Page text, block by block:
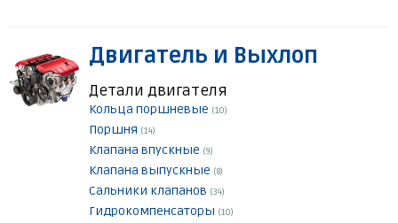
Двигатель и Выхлоп
Детали двигателя
Кольца поршневые (10)
Поршня (14)
Клапана впускные (9)
Клапана выпускные (8)
Сальники клапанов (34)
Гидрокомпенсаторы (10)